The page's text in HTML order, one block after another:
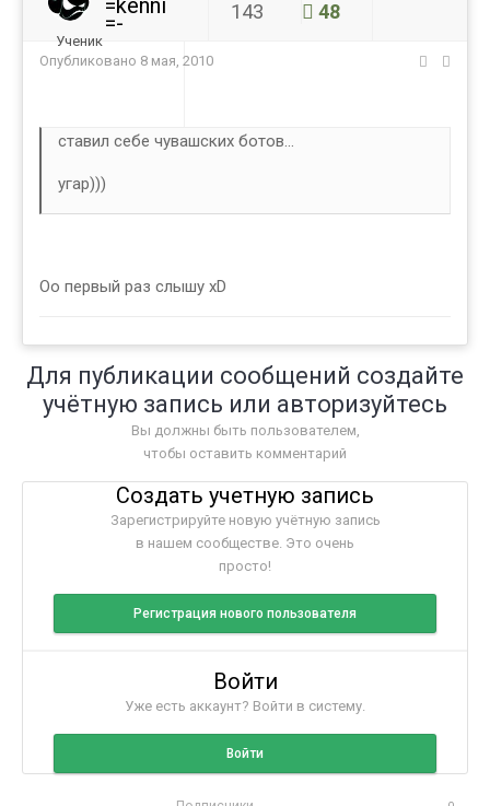
=kenni
=-
Ученик
143 48
Опубликовано 8 мая, 2010
ставил себе чувашских ботов...
угар)))
Oo первый раз слышу xD
Для публикации сообщений создайте
учётную запись или авторизуйтесь
Вы должны быть пользователем,
чтобы оставить комментарий
Создать учетную запись
Зарегистрируйте новую учётную запись
в нашем сообществе. Это очень
просто!
Регистрация нового пользователя
Войти
Уже есть аккаунт? Войти в систему.
Войти